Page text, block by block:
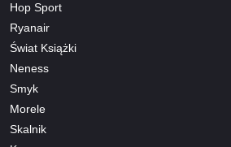
Hop Sport
Ryanair
Świat Książki
Neness
Smyk
Morele
Skalnik